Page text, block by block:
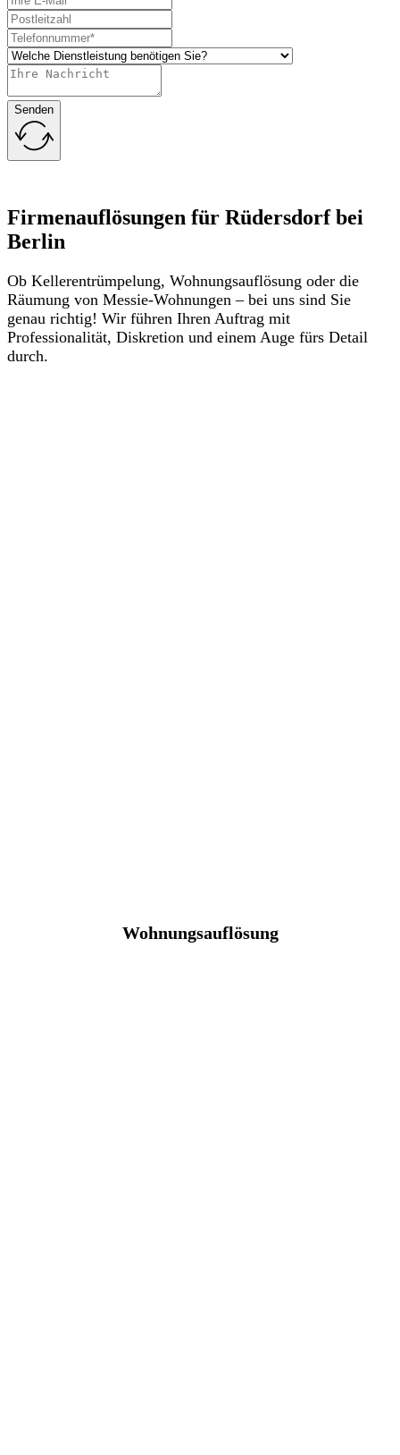
Senden
Firmenauflösungen für Rüdersdorf bei
Berlin
Ob Kellerentrümpelung, Wohnungsauflösung oder die
Räumung von Messie-Wohnungen – bei uns sind Sie
genau richtig! Wir führen Ihren Auftrag mit
Professionalität, Diskretion und einem Auge fürs Detail
durch.
Wohnungsauflösung